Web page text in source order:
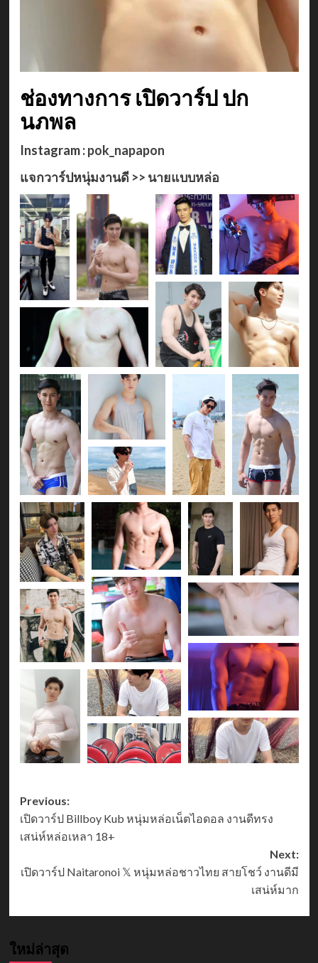
ช่องทางการ เปิดวาร์ป ปก
นภพล
Instagram :pok_napapon
แจกวาร์ปหนุ่มงานดี >> นายแบบหล่อ
Post
navigation
Previous:
เปิดวาร์ป Billboy Kub หนุ่มหล่อเน็ตไอดอล งานดีทรง
เสน่ห์หล่อเหลา 18+
Next:
เปิดวาร์ป Naitaronoi 𝕏 หนุ่มหล่อชาวไทย สายโชว์ งานดีมี
เสน่ห์มาก
ใหม่ล่าสุด